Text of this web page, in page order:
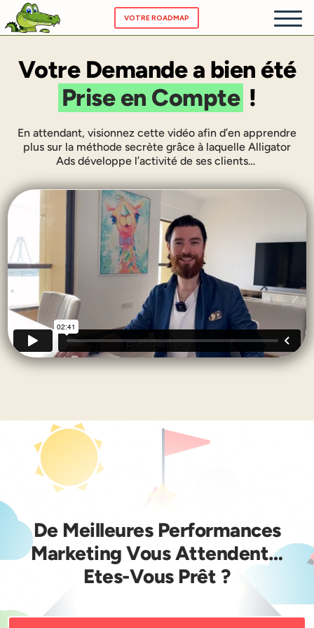
VOTRE ROADMAP
ACCUEIL
A
Votre Demande a bien été
Prise en Compte !
En attendant, visionnez cette vidéo afin d’en apprendre
plus sur la méthode secrète grâce à laquelle Alligator
Ads développe l’activité de ses clients…
De Meilleures Performances
Marketing Vous Attendent…
Etes-Vous Prêt ?